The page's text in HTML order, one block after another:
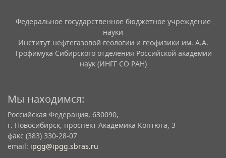
Федеральное государственное бюджетное учреждение
науки
Институт нефтегазовой геологии и геофизики им. А.А.
Трофимука Сибирского отделения Российской академии
наук (ИНГГ СО РАН)
Мы находимся:
Российская Федерация, 630090,
г. Новосибирск, проспект Академика Коптюга, 3
факс (383) 330-28-07
email: ipgg@ipgg.sbras.ru